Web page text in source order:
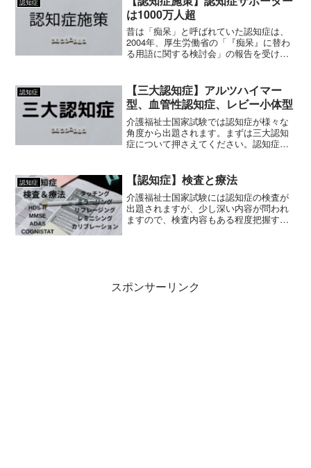
認知症
は1000万人超
昔は「痴呆」と呼ばれていた認知症は、
2004年、厚生労働省の「『痴呆』に替わ
る用語に関する検討会」の報告を受け、
法では認知症を「アルツハイマー病その
他の神経変性疾患、...
認知症
【三大認知症】アルツハイマー
型、血管性認知症、レビー小体型
介護福祉士国家試験では認知症が様々な
角度から出題されます。まずは三大認知
症について押さえてください。認知症の
語障害（失語）・失行、失認などの認知
機能障害カリスマくん失行...
認知症 【認知症】検査と療法
介護福祉士国家試験には認知症の検査が
出題されますが、少し深い内容が問われ
ますので、検査内容もある程度把握する
スポンサーリンク